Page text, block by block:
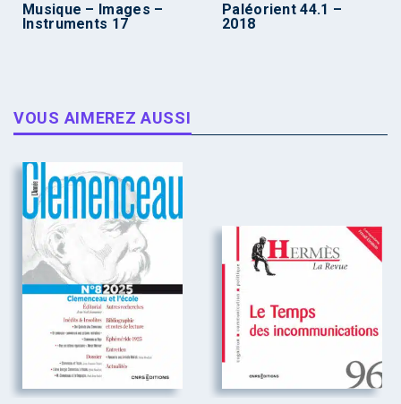
Musique – Images –
Instruments 17
Paléorient 44.1 –
2018
VOUS AIMEREZ AUSSI